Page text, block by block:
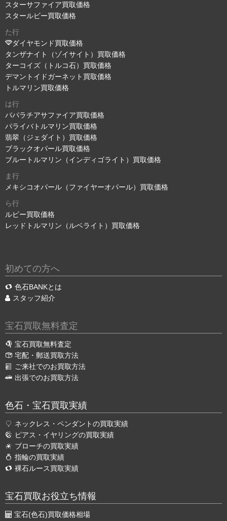
スターサファイア買取価格
スタールビー買取価格
た行
ダイヤモンド買取価格
タンザナイト（ゾイサイト）買取価格
ターコイズ（トルコ石）買取価格
デマントイドガーネット買取価格
トルマリン買取価格
は行
パパラチアサファイア買取価格
パライバトルマリン買取価格
翡翠（ジェダイト）買取価格
ブラックオパール買取価格
ブルートルマリン（インディゴライト）買取価格
ま行
メキシコオパール（ファイヤーオパール）買取価格
ら行
ルビー買取価格
レッドトルマリン（ルベライト）買取価格
初めての方へ
色石BANKとは
スタッフ紹介
宝石買取無料査定
宝石買取無料査定
宅配・郵送買取方法
ご来社でのお買取方法
出張でのお買取方法
色石・宝石買取実績
ネックレス・ペンダントの買取実績
ピアス・イヤリングの買取実績
ブローチの買取実績
指輪の買取実績
裸石ルース買取実績
宝石買取お役立ち情報
宝石(色石)買取価格相場